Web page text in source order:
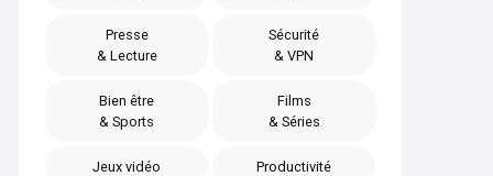
Presse
& Lecture
Sécurité
& VPN
Bien être
& Sports
Films
& Séries
Jeux vidéo Productivité